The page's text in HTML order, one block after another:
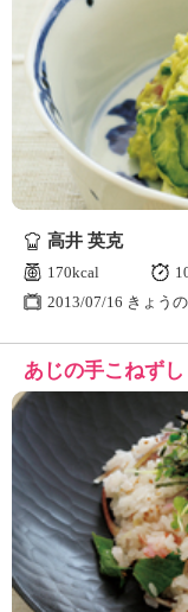
高井 英克
170kcal
2013/07/16 きょう
あじの手こねずし